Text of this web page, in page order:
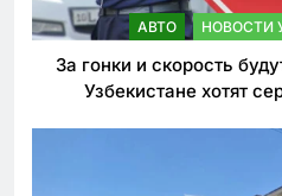
АВТО НОВОСТИ
За гонки и скорость
Узбекистане хотят